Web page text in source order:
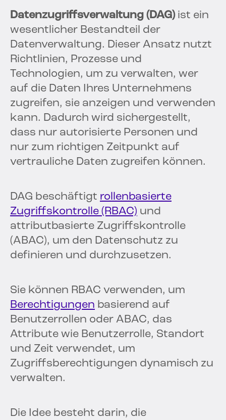
Datenzugriffsverwaltung (DAG)ist ein
wesentlicher Bestandteil der
Datenverwaltung. Dieser Ansatz nutzt
Richtlinien, Prozesse und
Technologien, um zu verwalten, wer
auf die Daten Ihres Unternehmens
zugreifen, sie anzeigen und verwenden
kann. Dadurch wird sichergestellt,
dass nur autorisierte Personen und
nur zum richtigen Zeitpunkt auf
vertrauliche Daten zugreifen können.
DAG beschäftigt rollenbasierte
Zugriffskontrolle (RBAC) und
attributbasierte Zugriffskontrolle
(ABAC), um den Datenschutz zu
definieren und durchzusetzen.
Sie können RBAC verwenden, um
Berechtigungen basierend auf
Benutzerrollen oder ABAC, das
Attribute wie Benutzerrolle, Standort
und Zeit verwendet, um
Zugriffsberechtigungen dynamisch zu
verwalten.
Die Idee besteht darin, die